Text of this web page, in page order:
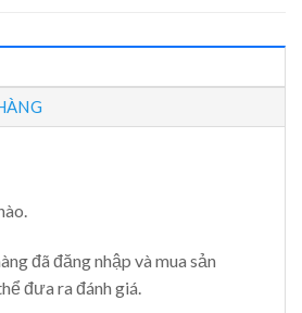
đã đăng nhập và mua sản
đưa ra đánh giá.